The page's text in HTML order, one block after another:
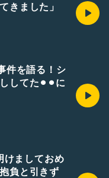
きました」
件を語る！シ
してた⚫︎⚫︎に
ましておめ
負と引きず